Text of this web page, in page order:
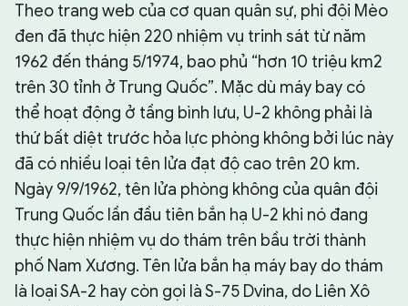
Theo trang web của cơ quan quân sự, phi đội Mèo
đen đã thực hiện 220 nhiệm vụ trinh sát từ năm
1962 đến tháng 5/1974, bao phủ “hơn 10 triệu km2
trên 30 tỉnh ở Trung Quốc”. Mặc dù máy bay có
thể hoạt động ở tầng bình lưu, U-2 không phải là
thứ bất diệt trước hỏa lực phòng không bởi lúc này
đã có nhiều loại tên lửa đạt độ cao trên 20 km.
Ngày 9/9/1962, tên lửa phòng không của quân đội
Trung Quốc lần đầu tiên bắn hạ U-2 khi nó đang
thực hiện nhiệm vụ do thám trên bầu trời thành
phố Nam Xương. Tên lửa bắn hạ máy bay do thám
là loại SA-2 hay còn gọi là S-75 Dvina, do Liên Xô